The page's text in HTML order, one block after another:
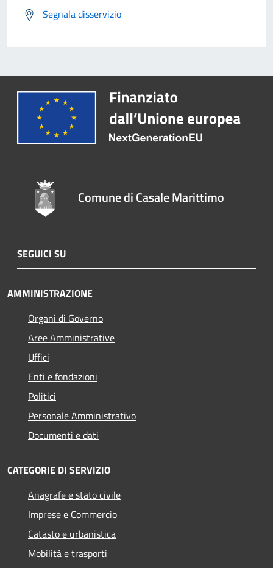
Segnala disservizio
Comune di Casale Marittimo
SEGUICI SU
AMMINISTRAZIONE
Organi di Governo
Aree Amministrative
Uffici
Enti e fondazioni
Politici
Personale Amministrativo
Documenti e dati
CATEGORIE DI SERVIZIO
Anagrafe e stato civile
Imprese e Commercio
Catasto e urbanistica
Mobilità e trasporti